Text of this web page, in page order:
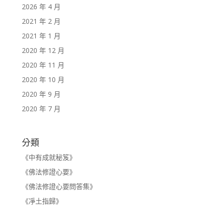
2026 年 4 月
2021 年 2 月
2021 年 1 月
2020 年 12 月
2020 年 11 月
2020 年 10 月
2020 年 9 月
2020 年 7 月
分類
《中有成就秘笈》
《佛法修證心要》
《佛法修證心要問答集》
《凈土指歸》